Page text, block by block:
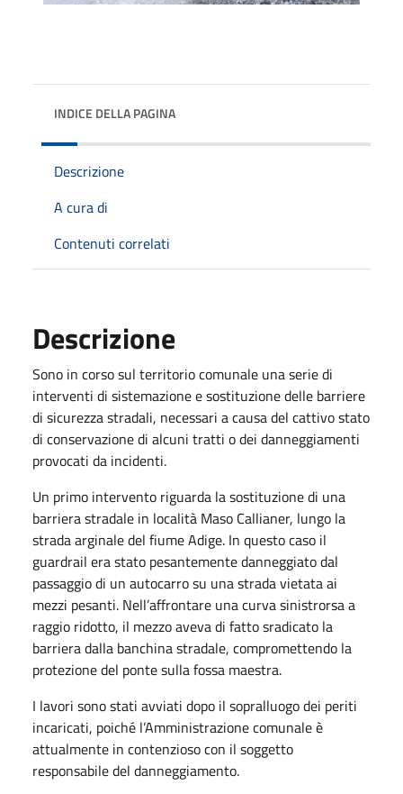
INDICE DELLA PAGINA
Descrizione
A cura di
Contenuti correlati
Descrizione
Sono in corso sul territorio comunale una serie di
interventi di sistemazione e sostituzione delle barriere
di sicurezza stradali, necessari a causa del cattivo stato
di conservazione di alcuni tratti o dei danneggiamenti
provocati da incidenti.
Un primo intervento riguarda la sostituzione di una
barriera stradale in località Maso Callianer, lungo la
strada arginale del fiume Adige. In questo caso il
guardrail era stato pesantemente danneggiato dal
passaggio di un autocarro su una strada vietata ai
mezzi pesanti. Nell’affrontare una curva sinistrorsa a
raggio ridotto, il mezzo aveva di fatto sradicato la
barriera dalla banchina stradale, compromettendo la
protezione del ponte sulla fossa maestra.
I lavori sono stati avviati dopo il sopralluogo dei periti
incaricati, poiché l’Amministrazione comunale è
attualmente in contenzioso con il soggetto
responsabile del danneggiamento.